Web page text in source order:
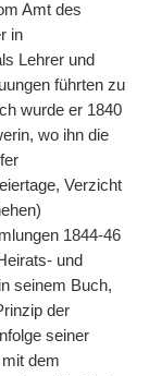
Amt des
in
Lehrer und
führten zu
wurde er 1840
wo ihn die
Verzicht
1844-46
und
seinem Buch,
der
seiner
dem